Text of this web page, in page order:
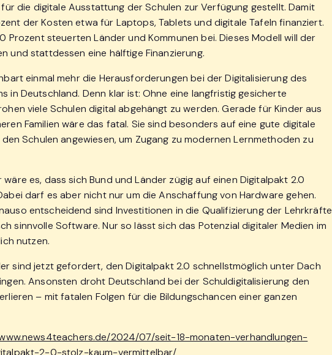
die digitale Ausstattung der Schulen zur Verfügung gestellt. Damit
der Kosten etwa für Laptops, Tablets und digitale Tafeln finanziert.
Prozent steuerten Länder und Kommunen bei. Dieses Modell will der
und stattdessen eine hälftige Finanzierung.
einmal mehr die Herausforderungen bei der Digitalisierung des
in Deutschland. Denn klar ist: Ohne eine langfristig gesicherte
viele Schulen digital abgehängt zu werden. Gerade für Kinder aus
Familien wäre das fatal. Sie sind besonders auf eine gute digitale
Schulen angewiesen, um Zugang zu modernen Lernmethoden zu
wäre es, dass sich Bund und Länder zügig auf einen Digitalpakt 2.0
darf es aber nicht nur um die Anschaffung von Hardware gehen.
entscheidend sind Investitionen in die Qualifizierung der Lehrkräfte
sinnvolle Software. Nur so lässt sich das Potenzial digitaler Medien im
nutzen.
sind jetzt gefordert, den Digitalpakt 2.0 schnellstmöglich unter Dach
Ansonsten droht Deutschland bei der Schuldigitalisierung den
– mit fatalen Folgen für die Bildungschancen einer ganzen
2024/07/seit-18-monaten-verhandlungen-
2-0-stolz-kaum-vermittelbar/